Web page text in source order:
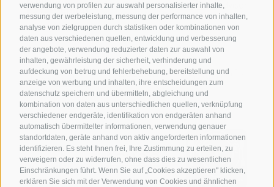
verwendung von profilen zur auswahl personalisierter inhalte,
messung der werbeleistung, messung der performance von inhalten,
analyse von zielgruppen durch statistiken oder kombinationen von
daten aus verschiedenen quellen, entwicklung und verbesserung
der angebote, verwendung reduzierter daten zur auswahl von
inhalten, gewährleistung der sicherheit, verhinderung und
aufdeckung von betrug und fehlerbehebung, bereitstellung und
anzeige von werbung und inhalten, ihre entscheidungen zum
datenschutz speichern und übermitteln, abgleichung und
kombination von daten aus unterschiedlichen quellen, verknüpfung
verschiedener endgeräte, identifikation von endgeräten anhand
automatisch übermittelter informationen, verwendung genauer
standortdaten, geräte anhand von aktiv angeforderten informationen
identifizieren. Es steht Ihnen frei, Ihre Zustimmung zu erteilen, zu
verweigern oder zu widerrufen, ohne dass dies zu wesentlichen
Einschränkungen führt. Wenn Sie auf „Cookies akzeptieren" klicken,
erklären Sie sich mit der Verwendung von Cookies und ähnlichen
created with passion by